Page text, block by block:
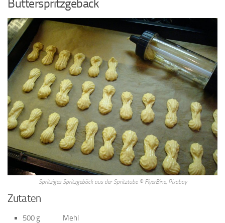
Butterspritzgebäck
Spritziges Spritzgebäck aus der Spritztube © FlyerBine, Pixabay
Zutaten
500 g Mehl